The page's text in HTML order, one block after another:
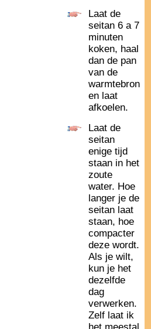
Laat de
seitan 6 a 7
minuten
koken, haal
dan de pan
van de
warmtebron
en laat
afkoelen.
Laat de
seitan
enige tijd
staan in het
zoute
water. Hoe
langer je de
seitan laat
staan, hoe
compacter
deze wordt.
Als je wilt,
kun je het
dezelfde
dag
verwerken.
Zelf laat ik